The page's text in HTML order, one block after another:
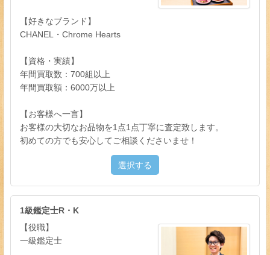
【好きなブランド】
CHANEL・Chrome Hearts
【資格・実績】
年間買取数：700組以上
年間買取額：6000万以上
【お客様へ一言】
お客様の大切なお品物を1点1点丁寧に査定致します。
初めての方でも安心してご相談くださいませ！
選択する
1級鑑定士R・K
【役職】
一級鑑定士